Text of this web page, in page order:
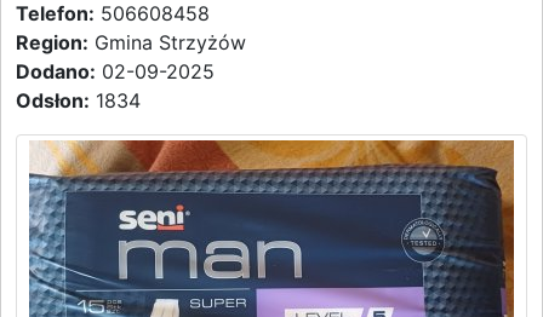
Telefon: 506608458
Region: Gmina Strzyżów
Dodano: 02-09-2025
Odsłon: 1834